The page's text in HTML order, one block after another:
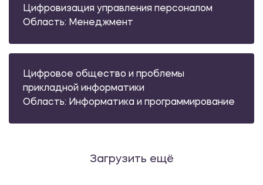
Цифровизация управления персоналом
Область: Менеджмент
Цифровое общество и проблемы
прикладной информатики
Область: Информатика и программирование
Загрузить ещё